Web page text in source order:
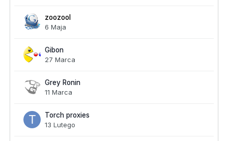
zoozool
6 Maja
Gibon
27 Marca
Grey Ronin
11 Marca
Torch proxies
13 Lutego